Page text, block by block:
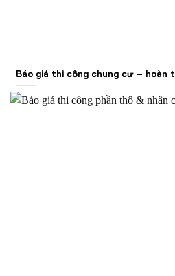
Báo giá thi công chung cư – hoàn